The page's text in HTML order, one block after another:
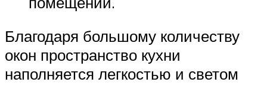
Благодаря большому количеству
окон пространство кухни
наполняется легкостью и светом